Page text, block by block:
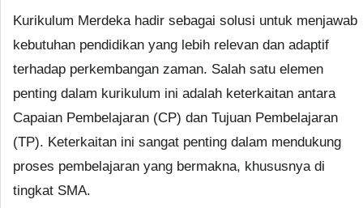
Kurikulum Merdeka hadir sebagai solusi untuk menjawab
kebutuhan pendidikan yang lebih relevan dan adaptif
terhadap perkembangan zaman. Salah satu elemen
penting dalam kurikulum ini adalah keterkaitan antara
Capaian Pembelajaran (CP) dan Tujuan Pembelajaran
(TP). Keterkaitan ini sangat penting dalam mendukung
proses pembelajaran yang bermakna, khususnya di
tingkat SMA.